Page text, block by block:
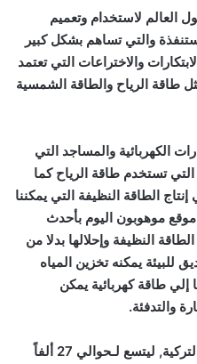
العالم لاستخدام وتعميم
والتي تساهم بشكل كبير
والاختراعات التي تعتمد
طاقة الرياح والطاقة الشمسية
الكهربائية والمساجد التي
تستخدم طاقة الرياح كما
الطاقة النظيفة التي يمكننا
موهوبون اليوم بأحدث
النظيفة وإحلالها بدلا من
للبيئة يمكنه تخزين المياه
إلي طاقة كهربائية يمكن
والتدفئة.
والملعب يقع وسط مدينة سيفاس التركية, ليتسع لـحوالي 27 ألفاً